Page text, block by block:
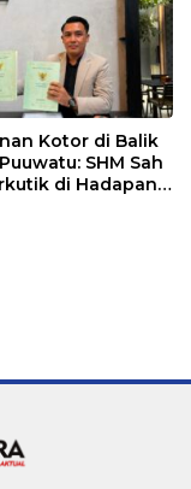
Kotor di Balik
SHM Sah
di Hadapan